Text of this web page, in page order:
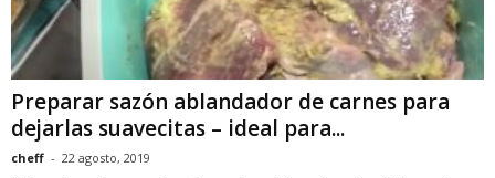
Preparar sazón ablandador de carnes para
dejarlas suavecitas – ideal para...
cheff - 22 agosto, 2019